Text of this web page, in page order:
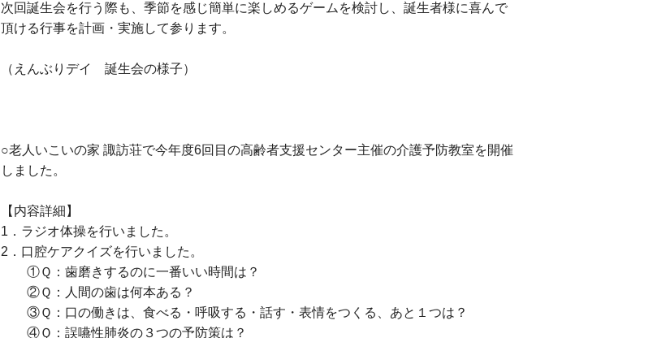
次回誕生会を行う際も、季節を感じ簡単に楽しめるゲームを検討し、誕生者様に喜んで
頂ける行事を計画・実施して参ります。
（えんぶりデイ 誕生会の様子）
○老人いこいの家 諏訪荘で今年度6回目の高齢者支援センター主催の介護予防教室を開催
しました。
【内容詳細】
1．ラジオ体操を行いました。
2．口腔ケアクイズを行いました。
①Ｑ：歯磨きするのに一番いい時間は？
②Ｑ：人間の歯は何本ある？
③Ｑ：口の働きは、食べる・呼吸する・話す・表情をつくる、あと１つは？
④Ｑ：誤嚥性肺炎の３つの予防策は？